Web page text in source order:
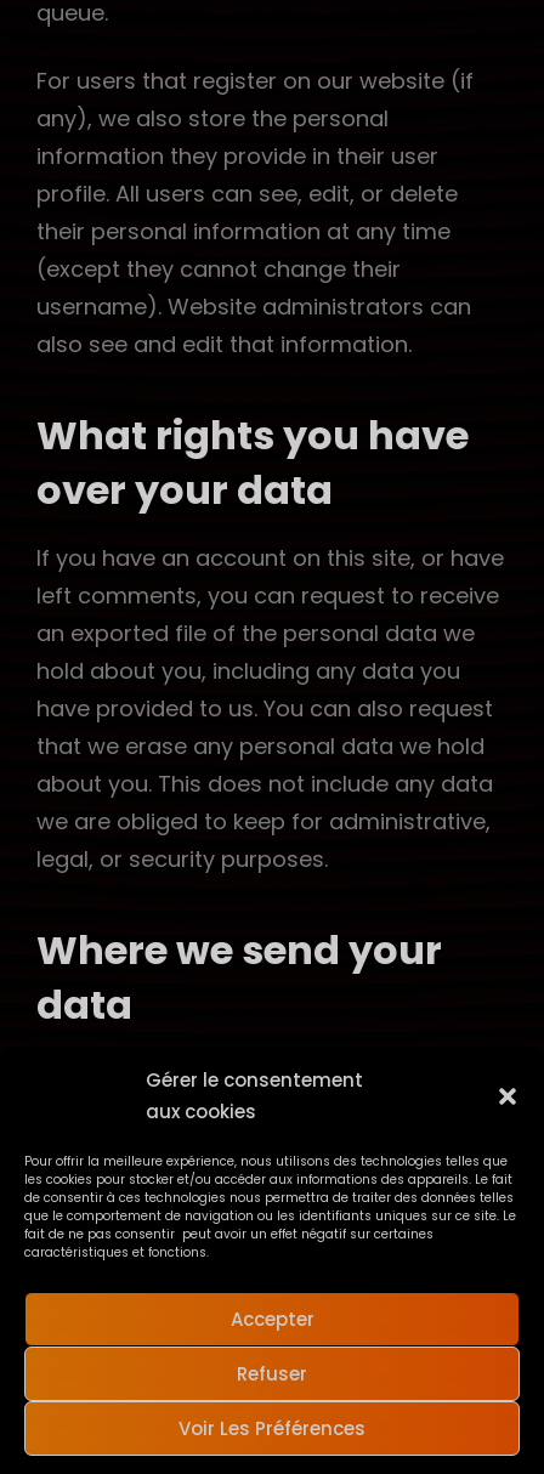
Gérer le consentement
aux cookies
Pour offrir la meilleure expérience, nous utilisons des technologies telles que
les cookies pour stocker et/ou accéder aux informations des appareils. Le fait
de consentir à ces technologies nous permettra de traiter des données telles
que le comportement de navigation ou les identifiants uniques sur ce site. Le
fait de ne pas consentir peut avoir un effet négatif sur certaines
caractéristiques et fonctions.
Accepter
Refuser
Voir Les Préférences
queue.
For users that register on our website (if
any), we also store the personal
information they provide in their user
profile. All users can see, edit, or delete
their personal information at any time
(except they cannot change their
username). Website administrators can
also see and edit that information.
What rights you have
over your data
If you have an account on this site, or have
left comments, you can request to receive
an exported file of the personal data we
hold about you, including any data you
have provided to us. You can also request
that we erase any personal data we hold
about you. This does not include any data
we are obliged to keep for administrative,
legal, or security purposes.
Where we send your
data
Visitor comments may be checked
through an automated spam detection
Copyright © 2026Solar FestivalMentions Légales|
ScapeShot ByCatch Themes